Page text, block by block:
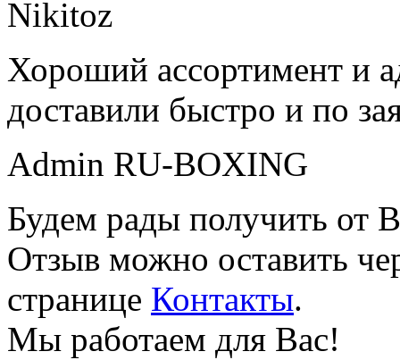
Nikitoz
Хороший ассортимент и
доставили быстро и по
Admin RU-BOXING
Будем рады получить от
Отзыв можно оставить
странице Контакты.
Мы работаем для Вас!